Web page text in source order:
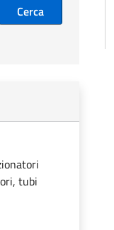
Cerca
tubi